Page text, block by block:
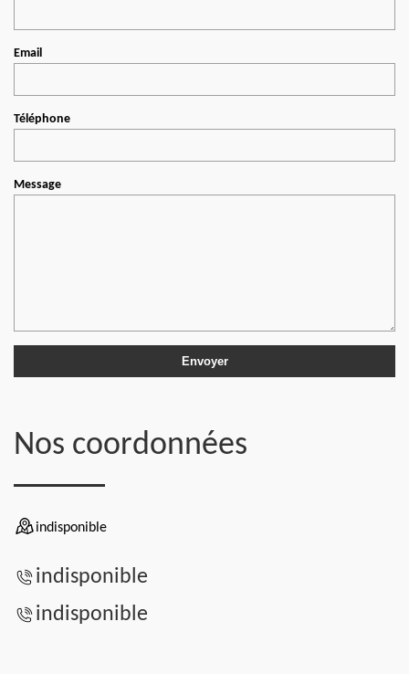
Email
Téléphone
Message
Nos coordonnées
indisponible
indisponible
indisponible